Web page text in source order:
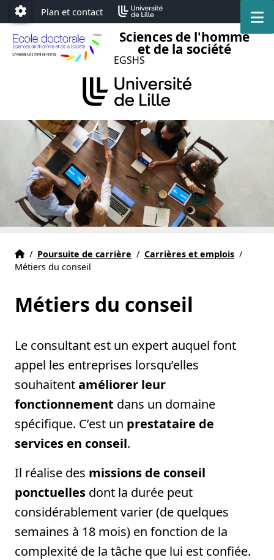
Accéder au menu principal
Accéder au contenu
Paramétrage
Plan et contact
Sciences de l'homme
et de la société
EGSHS
Accueil
Accueil
/ Poursuite de carrière / Carrières et emplois /
Métiers du conseil
Métiers du conseil
Le consultant est un expert auquel font
appel les entreprises lorsqu’elles
souhaitentaméliorer leur
fonctionnement dans un domaine
spécifique. C’est un prestataire de
services en conseil.
Il réalise des missions de conseil
ponctuelles dont la durée peut
considérablement varier (de quelques
semaines à 18 mois) en fonction de la
complexité de la tâche que lui est confiée.